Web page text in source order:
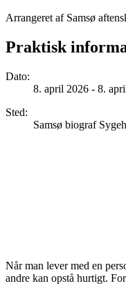
Arrangeret af Samsø
Praktisk
Dato:
8. april 2026 - 8.
Sted:
Samsø biograf
Når man lever med en
andre kan opstå hurtigt.